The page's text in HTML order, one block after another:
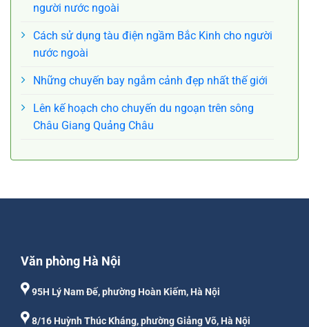
người nước ngoài
Cách sử dụng tàu điện ngầm Bắc Kinh cho người
nước ngoài
Những chuyến bay ngắm cảnh đẹp nhất thế giới
Lên kế hoạch cho chuyến du ngoạn trên sông
Châu Giang Quảng Châu
Văn phòng Hà Nội
95H Lý Nam Đế, phường Hoàn Kiếm, Hà Nội
8/16 Huỳnh Thúc Kháng, phường Giảng Võ, Hà Nội